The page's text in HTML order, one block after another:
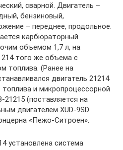
сварной. Двигатель –
бензиновый,
– переднее, продольное.
карбюраторный
объемом 1,7 л, на
того же объема с
топлива. (Ранее на
двигатель 21214
и микропроцессорной
21215 (поставляется на
двигателем XUD-9SD
«Пежо-Ситроен».
установлена система